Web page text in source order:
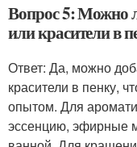
Вопрос 5: Можно
или красители в
Ответ: Да, можно
красители в пенку,
опытом. Для
эссенцию, эфирные